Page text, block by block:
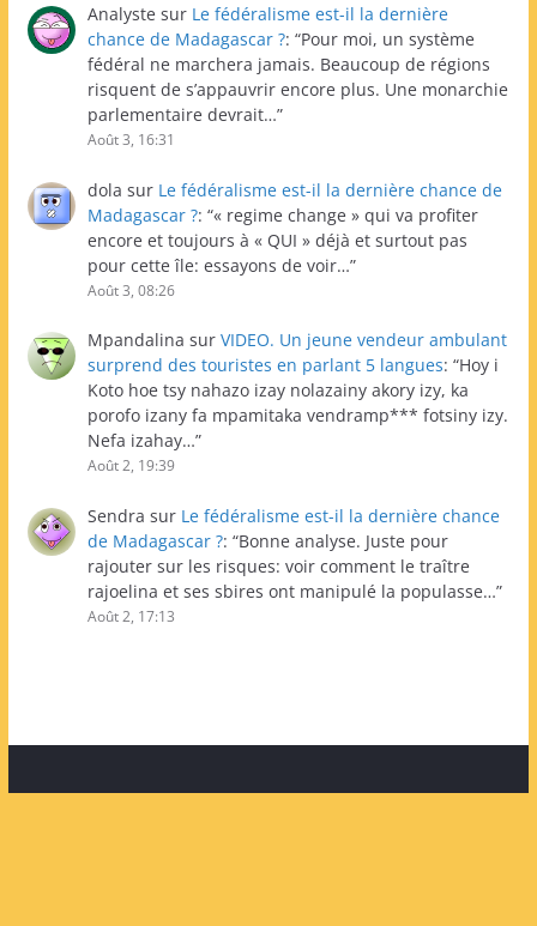
Analyste sur Le fédéralisme est-il la dernière
chance de Madagascar ?: “Pour moi, un système
fédéral ne marchera jamais. Beaucoup de régions
risquent de s’appauvrir encore plus. Une monarchie
parlementaire devrait…”
Août 3, 16:31
dola sur Le fédéralisme est-il la dernière chance de
Madagascar ?: “« regime change » qui va profiter
encore et toujours à « QUI » déjà et surtout pas
pour cette île: essayons de voir…”
Août 3, 08:26
Mpandalina sur VIDEO. Un jeune vendeur ambulant
surprend des touristes en parlant 5 langues: “Hoy i
Koto hoe tsy nahazo izay nolazainy akory izy, ka
porofo izany fa mpamitaka vendramp*** fotsiny izy.
Nefa izahay…”
Août 2, 19:39
Sendra sur Le fédéralisme est-il la dernière chance
de Madagascar ?: “Bonne analyse. Juste pour
rajouter sur les risques: voir comment le traître
rajoelina et ses sbires ont manipulé la populasse…”
Août 2, 17:13